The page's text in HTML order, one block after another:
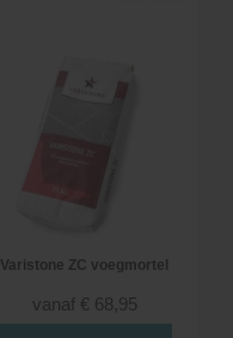
Varistone ZC voegmortel
vanaf € 68,95